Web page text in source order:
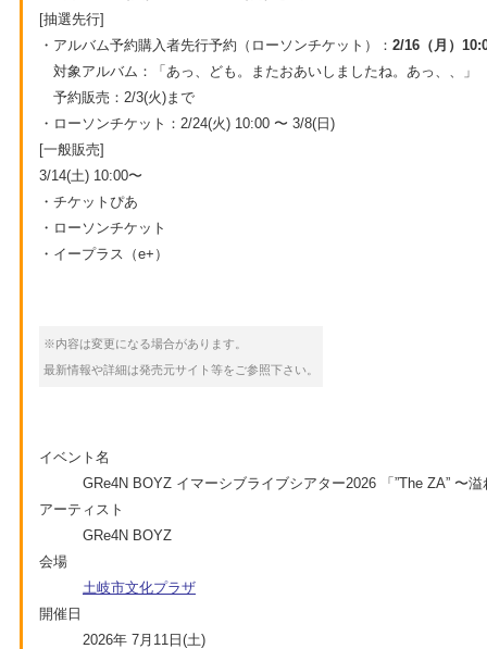
[抽選先行]
・アルバム予約購入者先行予約（ローソンチケット）： 2/16（月）
対象アルバム：「あっ、ども。またおあいしましたね。あっ、、」
予約販売：2/3(火)まで
・ローソンチケット：2/24(火) 10:00 〜 3/8(日)
[一般販売]
3/14(土) 10:00〜
・チケットぴあ
・ローソンチケット
・イープラス（e+）
※内容は変更になる場合があります。
最新情報や詳細は発売元サイト等をご参照下さい。
イベント名
GRe4N BOYZ イマーシブライブシアター2026 「”The ZA” 〜溢
アーティスト
GRe4N BOYZ
会場
土岐市文化プラザ
開催日
2026年 7月11日(土)